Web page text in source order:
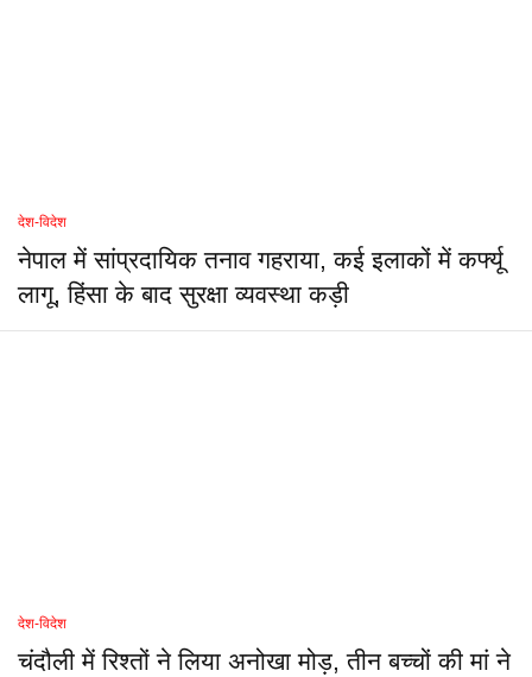
देश-विदेश
नेपाल में सांप्रदायिक तनाव गहराया, कई इलाकों में कर्फ्यू
लागू, हिंसा के बाद सुरक्षा व्यवस्था कड़ी
देश-विदेश
चंदौली में रिश्तों ने लिया अनोखा मोड़, तीन बच्चों की मां ने